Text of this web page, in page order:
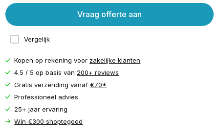
Vergelijk
Vraag offerte aan
Kopen op rekening voor zakelijke klanten
4.5 / 5 op basis van 200+ reviews
Gratis verzending vanaf€70*
Professioneel advies
25+ jaar ervaring
Win €300 shoptegoed